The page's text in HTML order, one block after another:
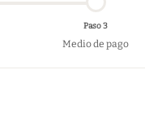
Paso 3
Medio de pago